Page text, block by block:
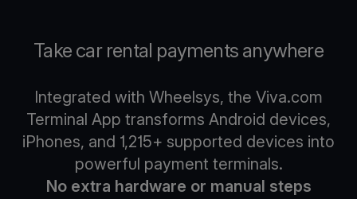
Take car rental payments anywhere
Integrated with Wheelsys, the Viva.com
Terminal App transforms Android devices,
iPhones, and 1,215+ supported devices into
powerful payment terminals.
No extra hardware or manual steps